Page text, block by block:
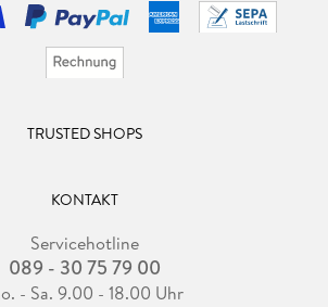
TRUSTED SHOPS
KONTAKT
Servicehotline
089 - 30 75 79 00
- Sa. 9.00 - 18.00 Uhr